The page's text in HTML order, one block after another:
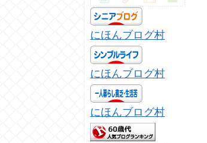
にほんブログ村
にほんブログ村
にほんブログ村